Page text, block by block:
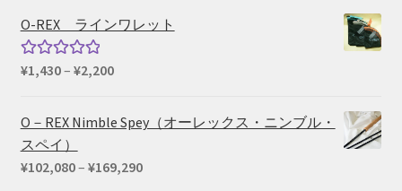
帯:
O-REX ラインワレット
5段階中
¥1,430– ¥2,200価
帯:
¥1,430
¥2,200
O－REX Nimble Spey（オーレックス・ニンブル・
スペイ）
¥102,080– ¥169,290価